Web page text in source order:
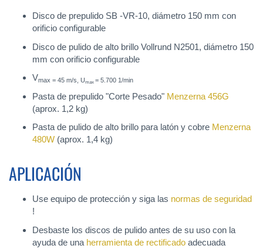
Disco de prepulido SB -VR-10, diámetro 150 mm con
orificio configurable
Disco de pulido de alto brillo Vollrund N2501, diámetro 150
mm con orificio configurable
Vmax = 45 m/s, Umax = 5.700 1/min
Pasta de prepulido "Corte Pesado" Menzerna 456G
(aprox. 1,2 kg)
Pasta de pulido de alto brillo para latón y cobre Menzerna
480W (aprox. 1,4 kg)
APLICACIÓN
Use equipo de protección y siga las normas de seguridad
!
Desbaste los discos de pulido antes de su uso con la
ayuda de una herramienta de rectificado adecuada